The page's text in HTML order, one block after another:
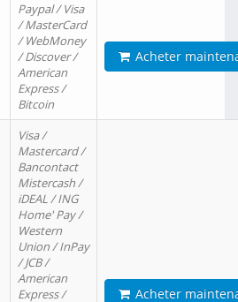
Paypal / Visa
/ MasterCard
/ WebMoney
/ Discover /
American
Express /
Bitcoin
Acheter
Visa /
Mastercard /
Bancontact
Mistercash /
iDEAL / ING
Home' Pay /
Western
Union / InPay
/ JCB /
American
Express /
Acheter